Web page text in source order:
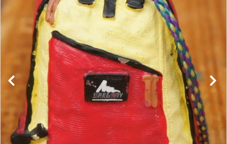
特集で選ぶ
価格で選ぶ
買取案内
レンタル・修理
店舗情報
POLICY